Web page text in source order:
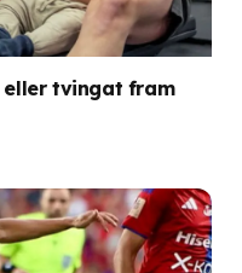
eller tvingat fram